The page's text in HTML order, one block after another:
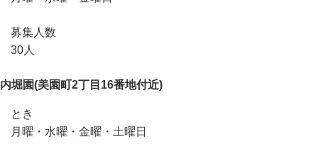
募集人数
30人
内堀園(美園町2丁目16番地付近)
とき
月曜・水曜・金曜・土曜日